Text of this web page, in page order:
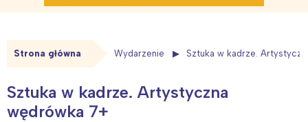
Strona główna Wydarzenie Sztuka w kadrze.
Sztuka w kadrze. Artystyczna
wędrówka 7+